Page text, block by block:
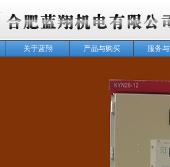
关于蓝翔 产品与购买 服务